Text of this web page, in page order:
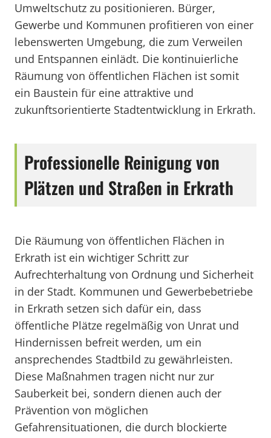
Umweltschutz zu positionieren. Bürger,
Gewerbe und Kommunen profitieren von einer
lebenswerten Umgebung, die zum Verweilen
und Entspannen einlädt. Die kontinuierliche
Räumung von öffentlichen Flächen ist somit
ein Baustein für eine attraktive und
zukunftsorientierte Stadtentwicklung in Erkrath.
Professionelle Reinigung von
Plätzen und Straßen in Erkrath
Die Räumung von öffentlichen Flächen in
Erkrath ist ein wichtiger Schritt zur
Aufrechterhaltung von Ordnung und Sicherheit
in der Stadt. Kommunen und Gewerbebetriebe
in Erkrath setzen sich dafür ein, dass
öffentliche Plätze regelmäßig von Unrat und
Hindernissen befreit werden, um ein
ansprechendes Stadtbild zu gewährleisten.
Diese Maßnahmen tragen nicht nur zur
Sauberkeit bei, sondern dienen auch der
Prävention von möglichen
Gefahrensituationen, die durch blockierte